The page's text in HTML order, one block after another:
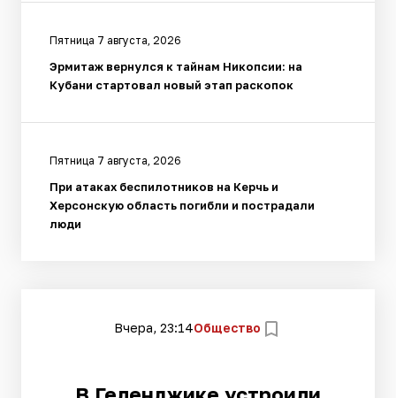
Пятница 7 августа, 2026
Эрмитаж вернулся к тайнам Никопсии: на
Кубани стартовал новый этап раскопок
Пятница 7 августа, 2026
При атаках беспилотников на Керчь и
Херсонскую область погибли и пострадали
люди
Вчера, 23:14Общество